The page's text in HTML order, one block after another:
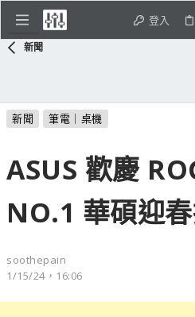
登入
新聞
新聞 筆電｜桌機
ASUS 歡慶
NO.1 華碩迎
soothepain
1/15/24，16:06